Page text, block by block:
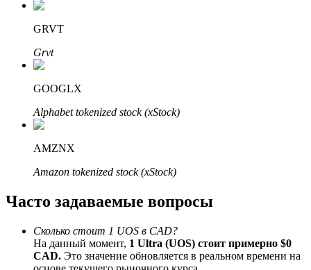
Bitrue Партнеры
Партнеры Bitrue
До 65% комиссии!
GRVT
Grvt
GOOGLX
Alphabet tokenized stock (xStock)
AMZNX
Amazon tokenized stock (xStock)
Часто задаваемые вопросы
Сколько стоит 1 UOS в CAD?
На данный момент, 1 Ultra (UOS) стоит примерно $0
CAD. Это значение обновляется в реальном времени на